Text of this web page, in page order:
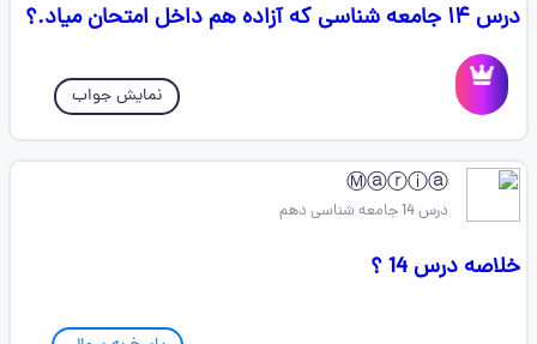
درس ۱۴ جامعه شناسی که آزاده هم داخل امتحان میاد.؟
نمایش جواب
Ⓜⓐⓡⓘⓐ
درس 14 جامعه شناسی دهم
خلاصه درس 14 ؟